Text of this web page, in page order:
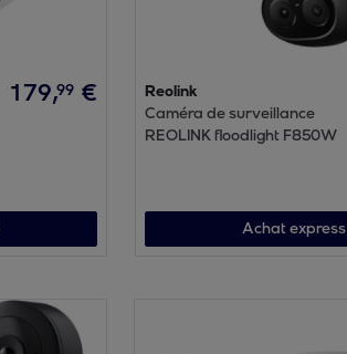
179,99 €
Reolink
Caméra de surveillance
REOLINK floodlight F850W
Achat express